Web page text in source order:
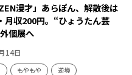
漫才」あらぽん、解散後は
月収200円。“ひょうたん芸
個展へ
14日
もやもや 逆境